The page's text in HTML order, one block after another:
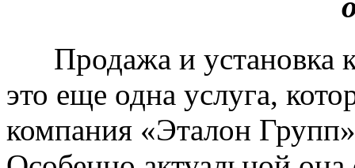
Продажа и установка
это еще одна услуга,
компания «Эталон